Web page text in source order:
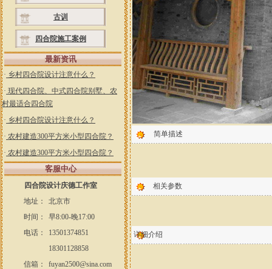
古训
四合院施工案例
最新资讯
· 乡村四合院设计注意什么？
· 现代四合院、中式四合院别墅、农
村最适合四合院
· 乡村四合院设计注意什么？
· 农村建造300平方米小型四合院？
· 农村建造300平方米小型四合院？
客服中心
四合院设计庆德工作室
地址：
北京市
时间：
早8:00-晚17:00
电话：
13501374851
18301128858
信箱：
fuyan2500@sina.com
简单描述
相关参数
详细介绍